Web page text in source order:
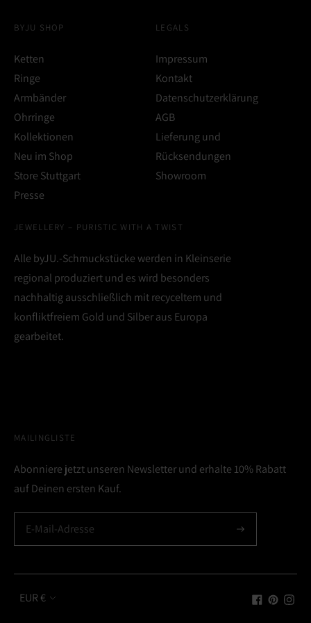
JEWELLERY – PURISTIC WITH A TWIST
Alle byJU.-Schmuckstücke werden in Kleinserie
regional produziert und es wird besonders
nachhaltig ausschließlich mit recyceltem und
konfliktfreiem Gold und Silber aus Europa
gearbeitet.
BYJU SHOP
Ketten
Ringe
Armbänder
Ohrringe
Kollektionen
Neu im Shop
Store Stuttgart
Presse
LEGALS
Impressum
Kontakt
Datenschutzerklärung
AGB
Lieferung und
Rücksendungen
Showroom
MAILINGLISTE
Abonniere jetzt unseren Newsletter und erhalte 10% Rabatt
auf Deinen ersten Kauf.
Währung
EUR €